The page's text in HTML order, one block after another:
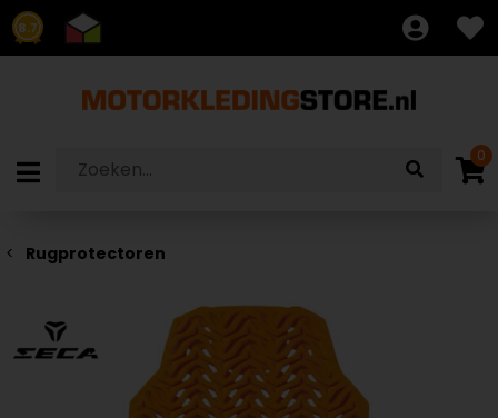
8.7
0
Rugprotectoren